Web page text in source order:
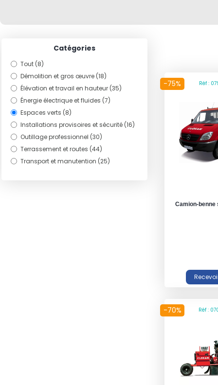
Catégories
Tout (8)
Démolition et gros œuvre (18)
Élévation et travail en hauteur (35)
Énergie électrique et fluides (7)
Espaces verts (8)
Installations provisoires et sécurité (16)
Outillage professionnel (30)
Terrassement et routes (44)
Transport et manutention (25)
-75% Réf :
Camion-benne
-70% Réf :